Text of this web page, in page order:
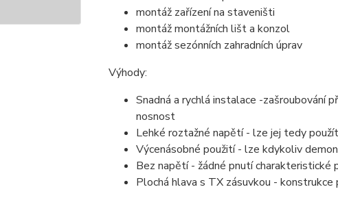
montáž zařízení na staveništi
montáž montážních lišt a konzol
montáž sezónních zahradních úprav
Výhody:
Snadná a rychlá instalace -zašroubování
nosnost
Lehké roztažné napětí - lze jej tedy
Výcenásobné použití - lze kdykoliv
Bez napětí - žádné pnutí charakteristické
Plochá hlava s TX zásuvkou -